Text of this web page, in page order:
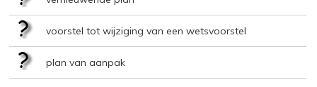
voorstel tot wijziging van een wetsvoorstel
plan van aanpak